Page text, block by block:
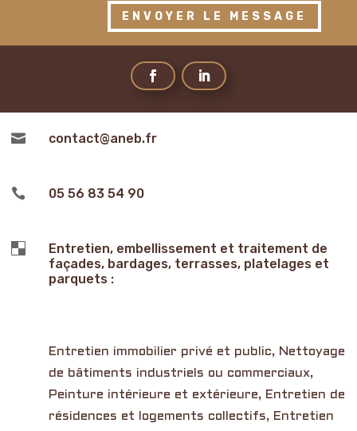
ENVOYER LE MESSAGE
 contact@aneb.fr
 05 56 83 54 90

Entretien, embellissement et traitement de
façades, bardages, terrasses, platelages et
parquets :
Entretien immobilier privé et public, Nettoyage
de bâtiments industriels ou commerciaux,
Peinture intérieure et extérieure, Entretien de
résidences et logements collectifs, Entretien